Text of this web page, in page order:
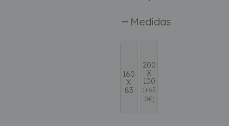
Medidas
160
X
83
200
X
100
(+63
0€)